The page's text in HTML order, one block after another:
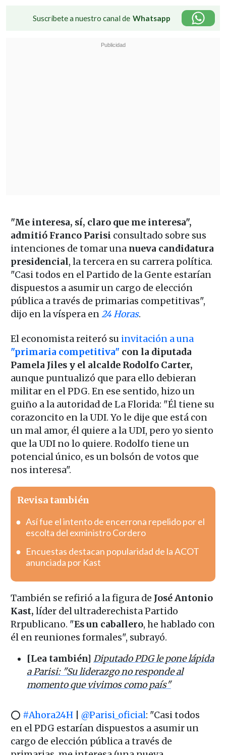
Suscríbete a nuestro canal de Whatsapp
"Me interesa, sí, claro que me interesa",
admitió Franco Parisi consultado sobre sus
intenciones de tomar una nueva candidatura
presidencial, la tercera en su carrera política.
"Casi todos en el Partido de la Gente estarían
dispuestos a asumir un cargo de elección
pública a través de primarias competitivas",
dijo en la víspera en24 Horas.
El economista reiteró su invitación a una
"primaria competitiva" con la diputada
Pamela Jiles y el alcalde Rodolfo Carter,
aunque puntualizó que para ello debieran
militar en el PDG. En ese sentido, hizo un
guiño a la autoridad de La Florida: "Él tiene su
corazoncito en la UDI. Yo le dije que está con
un mal amor, él quiere a la UDI, pero yo siento
que la UDI no lo quiere. Rodolfo tiene un
potencial único, es un bolsón de votos que
nos interesa".
Revisa también
Así fue el intento de encerrona repelido por el
escolta del exministro Cordero
Encuestas destacan popularidad de la ACOT
anunciada por Kast
También se refirió a la figura de José Antonio
Kast, líder del ultraderechista Partido
Rrpublicano. "Es un caballero, he hablado con
él en reuniones formales", subrayó.
[Lea también] Diputado PDG le pone lápida
a Parisi: "Su liderazgo no responde al
momento que vivimos como país"
⭕ #Ahora24H| @Parisi_oficial: "Casi todos
en el PDG estarían dispuestos a asumir un
cargo de elección pública a través de